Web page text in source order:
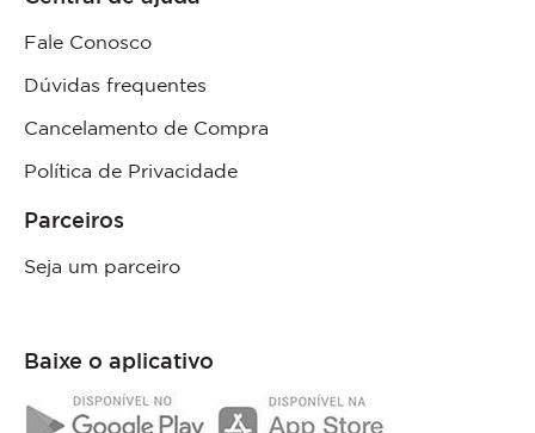
Fale Conosco
Dúvidas frequentes
Cancelamento de Compra
Política de Privacidade
Parceiros
Seja um parceiro
Baixe o aplicativo